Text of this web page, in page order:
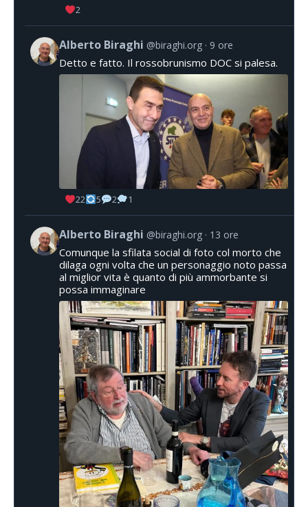
2
Alberto Biraghi @biraghi.org 9 ore
Detto e fatto. Il rossobrunismo DOC si palesa.
22 5 2 1
Alberto Biraghi @biraghi.org 13 ore
Comunque la sfilata social di foto col morto che
dilaga ogni volta che un personaggio noto passa
al miglior vita è quanto di più ammorbante si
possa immaginare